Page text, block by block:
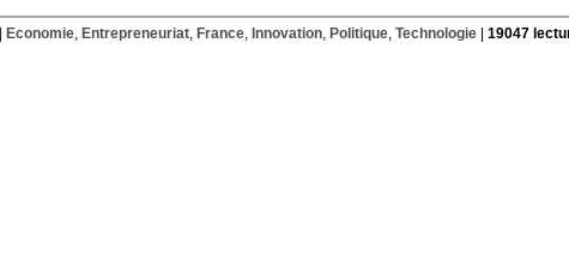
Economie, Entrepreneuriat, France, Innovation, Politique, Technologie| 19047